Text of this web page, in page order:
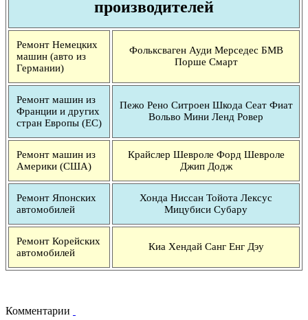
производителей
Ремонт Немецких
машин (авто из
Германии)
Фольксваген Ауди Мерседес БМВ
Порше Смарт
Ремонт машин из
Франции и других
стран Европы (ЕС)
Пежо Рено Ситроен Шкода Сеат Фиат
Вольво Мини Ленд Ровер
Ремонт машин из
Америки (США)
Крайслер Шевроле Форд Шевроле
Джип Додж
Ремонт Японских
автомобилей
Хонда Ниссан Тойота Лексус
Мицубиси Субару
Ремонт Корейских
автомобилей
Киа Хендай Санг Енг Дэу
Комментарии